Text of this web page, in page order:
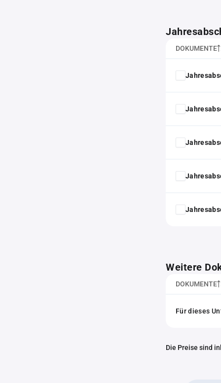
DOKUMENTE
Weitere
DOKUMENTE
Für dieses
Die Preise sind